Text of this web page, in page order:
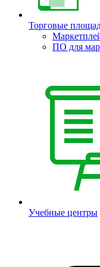
Торговые
ПО для
Учебные центры